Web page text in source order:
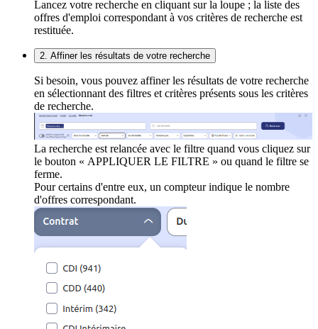
Lancez votre recherche en cliquant sur la loupe ; la liste des
offres d'emploi correspondant à vos critères de recherche est
restituée.
2. Affiner les résultats de votre recherche
Si besoin, vous pouvez affiner les résultats de votre recherche
en sélectionnant des filtres et critères présents sous les critères
de recherche.
La recherche est relancée avec le filtre quand vous cliquez sur
le bouton « APPLIQUER LE FILTRE » ou quand le filtre se
ferme.
Pour certains d'entre eux, un compteur indique le nombre
d'offres correspondant.